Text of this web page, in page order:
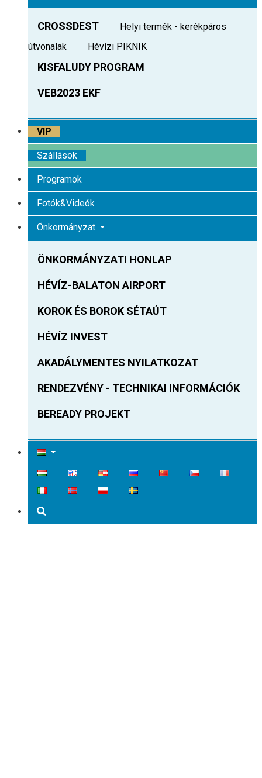
CROSSDEST
Helyi termék - kerékpáros
útvonalak
Hévízi PIKNIK
KISFALUDY PROGRAM
VEB2023 EKF
VIP
Szállások
Programok
Fotók&Videók
Önkormányzat
ÖNKORMÁNYZATI HONLAP
HÉVÍZ-BALATON AIRPORT
KOROK ÉS BOROK SÉTAÚT
HÉVÍZ INVEST
AKADÁLYMENTES NYILATKOZAT
RENDEZVÉNY - TECHNIKAI INFORMÁCIÓK
BEREADY PROJEKT